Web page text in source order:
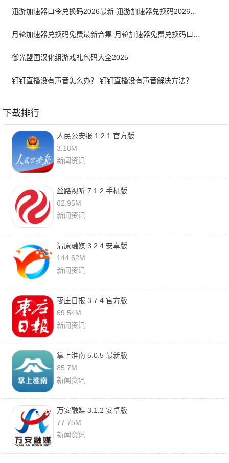
御光盟国汉化组游戏礼包码大全2025
钉钉直播没有声音怎么办？ 钉钉直播没有声音解决方法？
下载排行
人民公安报 1.2.1 官方版
3.18M
新闻资讯
丝路视听 7.1.2 手机版
62.95M
新闻资讯
清原融媒 3.2.4 安卓版
144.62M
新闻资讯
枣庄日报 3.7.4 官方版
69.54M
新闻资讯
掌上淮南 5.0.5 最新版
85.7M
新闻资讯
万安融媒 3.1.2 安卓版
77.75M
新闻资讯